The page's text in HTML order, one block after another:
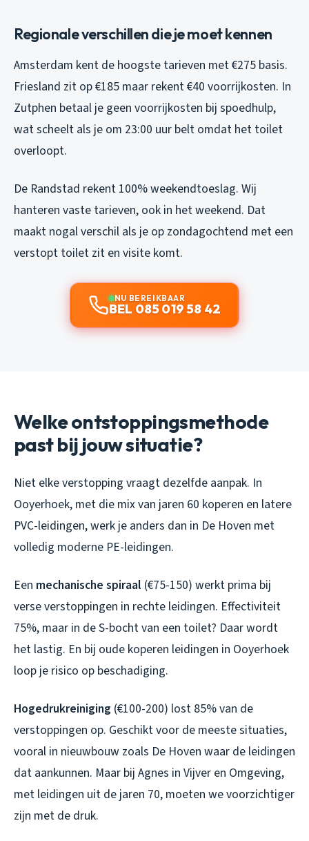
Regionale verschillen die je moet kennen
Amsterdam kent de hoogste tarieven met €275 basis.
Friesland zit op €185 maar rekent €40 voorrijkosten. In
Zutphen betaal je geen voorrijkosten bij spoedhulp,
wat scheelt als je om 23:00 uur belt omdat het toilet
overloopt.
De Randstad rekent 100% weekendtoeslag. Wij
hanteren vaste tarieven, ook in het weekend. Dat
maakt nogal verschil als je op zondagochtend met een
verstopt toilet zit en visite komt.
NU BEREIKBAAR
BEL 085 019 58 42
Welke ontstoppingsmethode
past bij jouw situatie?
Niet elke verstopping vraagt dezelfde aanpak. In
Ooyerhoek, met die mix van jaren 60 koperen en latere
PVC-leidingen, werk je anders dan in De Hoven met
volledig moderne PE-leidingen.
Een mechanische spiraal (€75-150) werkt prima bij
verse verstoppingen in rechte leidingen. Effectiviteit
75%, maar in de S-bocht van een toilet? Daar wordt
het lastig. En bij oude koperen leidingen in Ooyerhoek
loop je risico op beschadiging.
Hogedrukreiniging (€100-200) lost 85% van de
verstoppingen op. Geschikt voor de meeste situaties,
vooral in nieuwbouw zoals De Hoven waar de leidingen
dat aankunnen. Maar bij Agnes in Vijver en Omgeving,
met leidingen uit de jaren 70, moeten we voorzichtiger
zijn met de druk.